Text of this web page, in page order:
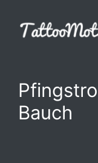
Inhalt
springen
Bauch